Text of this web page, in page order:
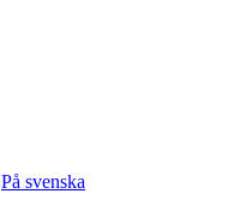
På svenska